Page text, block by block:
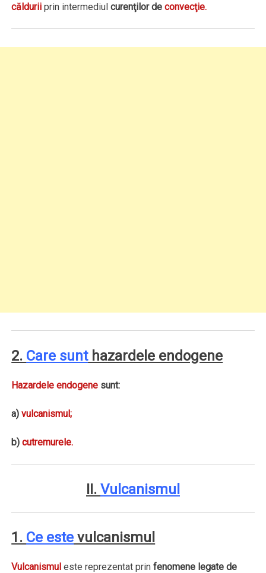
căldurii prin intermediulcurenţilor deconvecţie.
2. Care sunthazardele endogene
Hazardele endogene sunt:
a)vulcanismul;
b)cutremurele.
II. Vulcanismul
1. Ce este vulcanismul
Vulcanismul este reprezentat prinfenomene legate de